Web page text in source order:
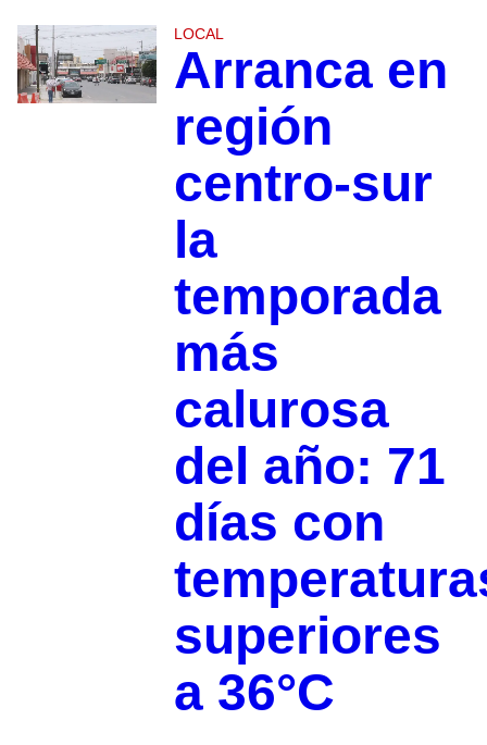
LOCAL
Arranca en
región
centro-sur
la
temporada
más
calurosa
del año: 71
días con
superiores
a 36°C